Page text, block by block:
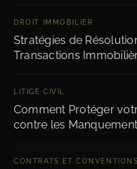
DROIT IMMOBILIER
Stratégies de
Transactions
LITIGE CIVIL
Comment Protéger
contre les
CONTRATS ET CONVENTIONS